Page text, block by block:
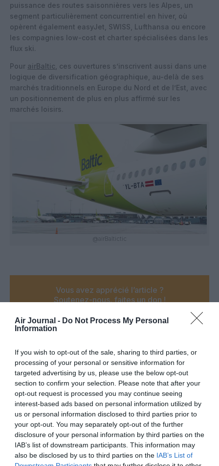
Air Journal - Do Not Process My Personal
Information
If you wish to opt-out of the sale, sharing to third parties, or
processing of your personal or sensitive information for
targeted advertising by us, please use the below opt-out
section to confirm your selection. Please note that after your
opt-out request is processed you may continue seeing
interest-based ads based on personal information utilized by
us or personal information disclosed to third parties prior to
your opt-out. You may separately opt-out of the further
disclosure of your personal information by third parties on the
IAB’s list of downstream participants. This information may
also be disclosed by us to third parties on the IAB’s List of
puissance des routes saisonnières vers les Alpes, un
segment particulièrement concurrentiel en hiver, où
opèrent également easyJet, SWISS, Lufthansa ou encore
les compagnies low-cost et charter spécialisées dans les
flux ski.
Pour airBaltic , ces ouvertures s’inscrivent aussi dans une
logique de diversification géographique, au-delà de ses
marchés traditionnels en Europe du Nord et de l’Est, avec
un positionnement de plus en plus affirmé sur les
marchés loisirs.
@airBaltictic
Vous avez apprécié l’article ?
Soutenez-nous, faites un don !
PARTAGER L'ARTICLE
FacebookTwitterPinterestLinkedInEmail Print